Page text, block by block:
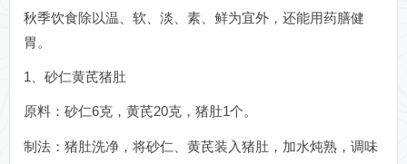
秋季饮食除以温、软、淡、素、鲜为宜外，还能用药膳健
胃。
1、砂仁黄芪猪肚
原料：砂仁6克，黄芪20克，猪肚1个。
制法：猪肚洗净，将砂仁、黄芪装入猪肚，加水炖熟，调味